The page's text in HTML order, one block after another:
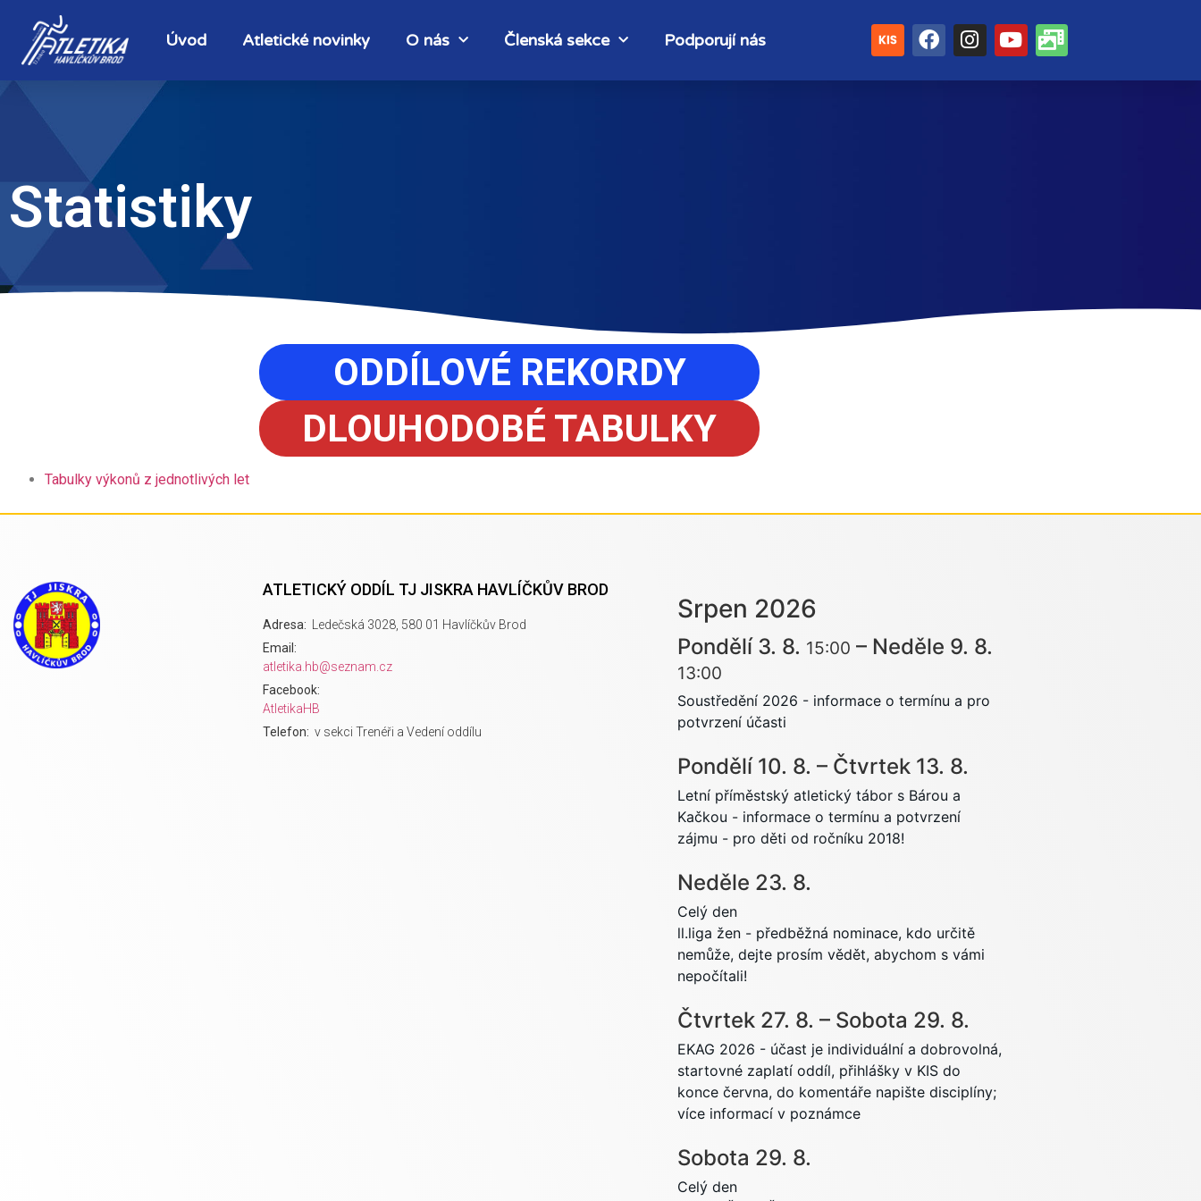
Úvod Atletické novinky O nás Členská sekce Podporují nás
Statistiky
ODDÍLOVÉ REKORDY
DLOUHODOBÉ TABULKY
Tabulky výkonů z jednotlivých let
ATLETICKÝ ODDÍL TJ JISKRA HAVLÍČKŮV BROD
Adresa:
Ledečská 3028, 580 01 Havlíčkův Brod
Email:
atletika.hb@seznam.cz
Facebook:
AtletikaHB
Telefon: v sekci Trenéři a Vedení oddílu
Srpen 2026
Pondělí 3. 8. 15:00 – Neděle 9. 8.
13:00
Soustředění 2026 - informace o termínu a pro
potvrzení účasti
Pondělí 10. 8. – Čtvrtek 13. 8.
Letní příměstský atletický tábor s Bárou a
Kačkou - informace o termínu a potvrzení
zájmu - pro děti od ročníku 2018!
Neděle 23. 8.
Celý den
ll.liga žen - předběžná nominace, kdo určitě
nemůže, dejte prosím vědět, abychom s vámi
nepočítali!
Čtvrtek 27. 8. – Sobota 29. 8.
EKAG 2026 - účast je individuální a dobrovolná,
startovné zaplatí oddíl, přihlášky v KIS do
konce června, do komentáře napište disciplíny;
více informací v poznámce
Sobota 29. 8.
Celý den